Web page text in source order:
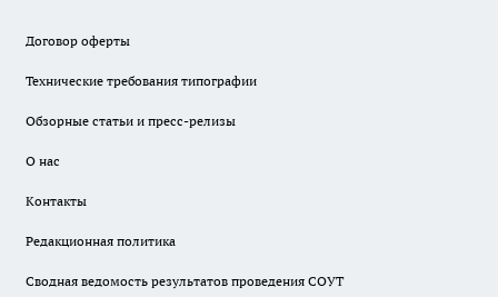
Договор оферты
Технические требования типографии
Обзорные статьи и пресс-релизы
О нас
Контакты
Редакционная политика
Сводная ведомость результатов проведения СОУТ